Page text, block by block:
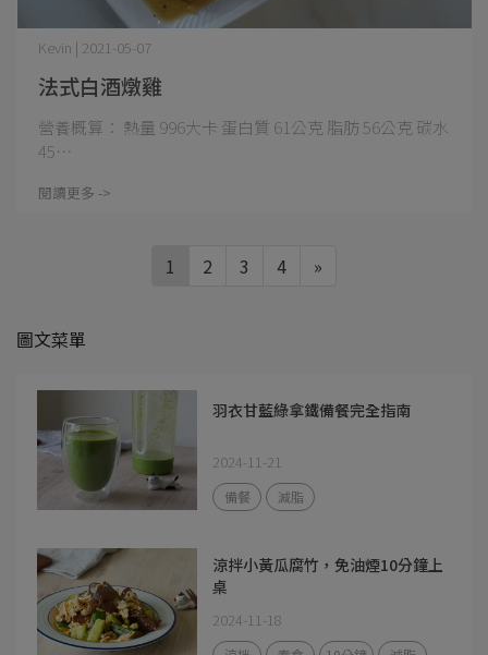
法式白酒燉雞
Kevin | 2021-05-07
營養概算： 熱量 996大卡 蛋白質 61公克 脂肪 56公克 碳水
45⋯
閱讀更多 ->
1 2 3 4 »
圖文菜單
羽衣甘藍綠拿鐵備餐完全指南
2024-11-21
備餐 減脂
涼拌小黃瓜腐竹，免油煙10分鐘上
桌
2024-11-18